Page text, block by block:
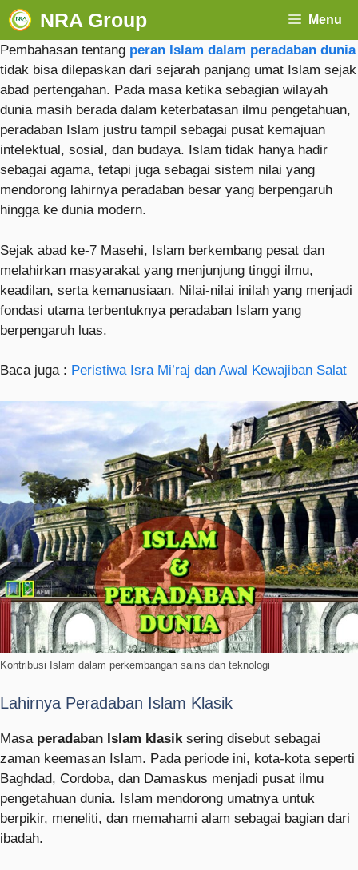
NRA Group Menu
Pembahasan tentang peran Islam dalam peradaban dunia
tidak bisa dilepaskan dari sejarah panjang umat Islam sejak
abad pertengahan. Pada masa ketika sebagian wilayah
dunia masih berada dalam keterbatasan ilmu pengetahuan,
peradaban Islam justru tampil sebagai pusat kemajuan
intelektual, sosial, dan budaya. Islam tidak hanya hadir
sebagai agama, tetapi juga sebagai sistem nilai yang
mendorong lahirnya peradaban besar yang berpengaruh
hingga ke dunia modern.
Sejak abad ke-7 Masehi, Islam berkembang pesat dan
melahirkan masyarakat yang menjunjung tinggi ilmu,
keadilan, serta kemanusiaan. Nilai-nilai inilah yang menjadi
fondasi utama terbentuknya peradaban Islam yang
berpengaruh luas.
Baca juga : Peristiwa Isra Mi’raj dan Awal Kewajiban Salat
Kontribusi Islam dalam perkembangan sains dan teknologi
Lahirnya Peradaban Islam Klasik
Masa peradaban Islam klasik sering disebut sebagai
zaman keemasan Islam. Pada periode ini, kota-kota seperti
Baghdad, Cordoba, dan Damaskus menjadi pusat ilmu
pengetahuan dunia. Islam mendorong umatnya untuk
berpikir, meneliti, dan memahami alam sebagai bagian dari
ibadah.